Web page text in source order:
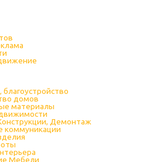
домов
материалы
Демонтаж
коммуникации
Мебели